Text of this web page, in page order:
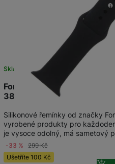
Forever silikon řemínek S/M
38/40/41mm,Black
Skladem na prodejně na 1 prodejně
Silikonové řemínky od značky
vyrobené produkty pro
je vysoce odolný, má sametový
-33 % 299Kč
Ušetříte 100 Kč